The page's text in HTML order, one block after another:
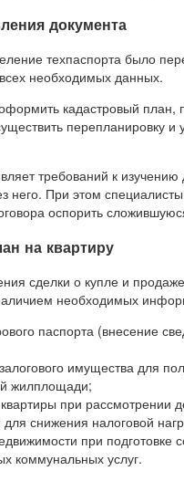
документа
техпаспорта было
необходимых данных.
кадастровый план,
перепланировку
требований к
При этом
оспорить
на квартиру
сделки о купле и
необходимых
паспорта (внесение
имущества для
жилплощади;
при рассмотрении
снижения налоговой
при подготовке
коммунальных услуг.